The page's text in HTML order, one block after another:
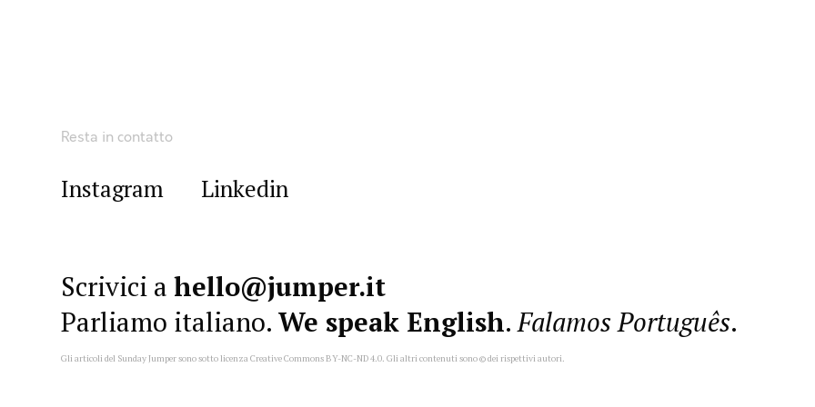
Resta in contatto
Instagram Linkedin
Scrivici ahello@jumper.it
Parliamo italiano.We speak English.Falamos Português.
Gli articoli del Sunday Jumper sono sotto licenza Creative CommonsBY-NC-ND 4.0. Gli altri contenuti sono © dei rispettivi autori.